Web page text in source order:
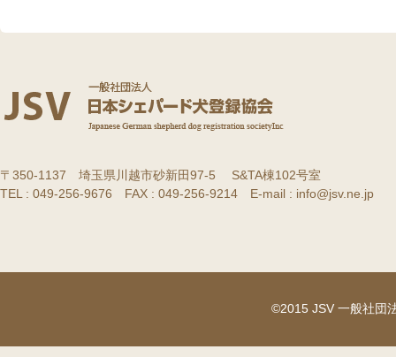
〒350-1137 埼玉県川越市砂新田97-5 S&TA棟102号室
TEL : 049-256-9676 FAX : 049-256-9214 E-mail : info@jsv.ne.jp
©2015 JSV 一般社団